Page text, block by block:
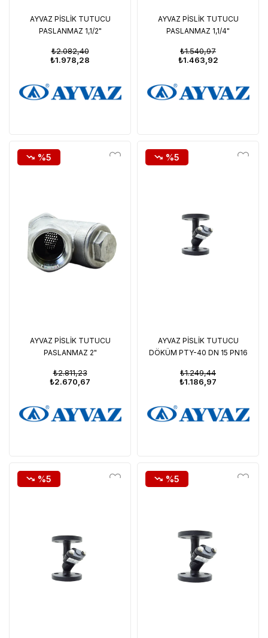
AYVAZ PİSLİK TUTUCU
PASLANMAZ 1,1/2"
₺1.978,28
₺2.082,40
AYVAZ PİSLİK TUTUCU
PASLANMAZ 1,1/4"
₺1.463,92
₺1.540,97
AYVAZ PİSLİK TUTUCU
PASLANMAZ 2"
₺2.670,67
₺2.811,23
%5
AYVAZ PİSLİK TUTUCU
DÖKÜM PTY-40 DN 15 PN16
₺1.186,97
₺1.249,44
%5
%5 %5